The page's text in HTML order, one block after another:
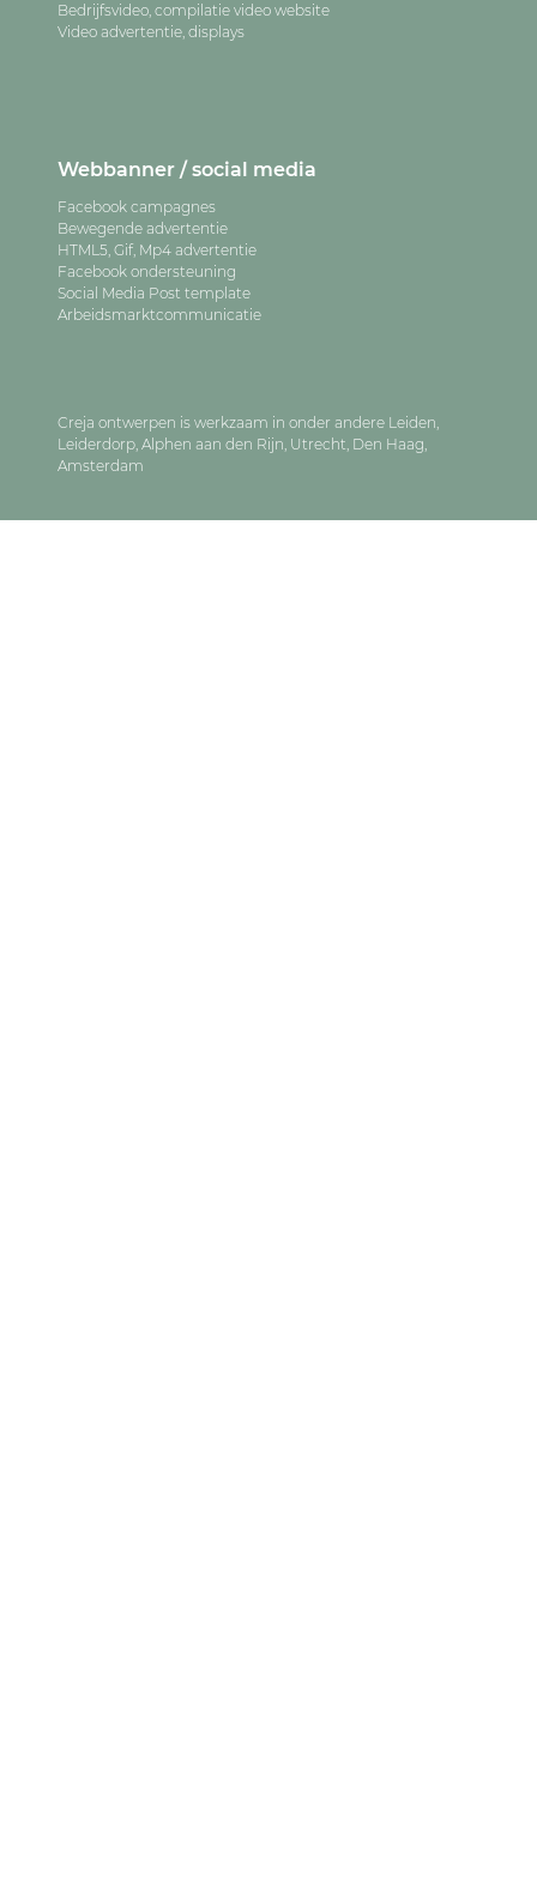
Bedrijfsvideo, compilatie video website
Video advertentie, displays
Webbanner / social media
Facebook campagnes
Bewegende advertentie
HTML5, Gif, Mp4 advertentie
Facebook ondersteuning
Social Media Post template
Arbeidsmarktcommunicatie
Creja ontwerpen is werkzaam in onder andere Leiden,
Leiderdorp, Alphen aan den Rijn, Utrecht, Den Haag,
Amsterdam